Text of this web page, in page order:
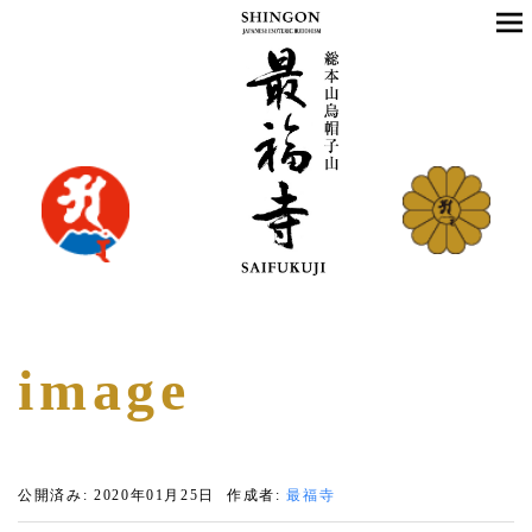
image
公開済み: 2020年01月25日 作成者:最福寺